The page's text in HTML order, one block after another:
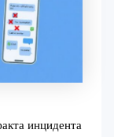
инцидента